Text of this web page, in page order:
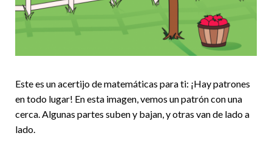
Este es un acertijo de matemáticas para ti: ¡Hay patrones
en todo lugar! En esta imagen, vemos un patrón con una
cerca. Algunas partes suben y bajan, y otras van de lado a
lado.